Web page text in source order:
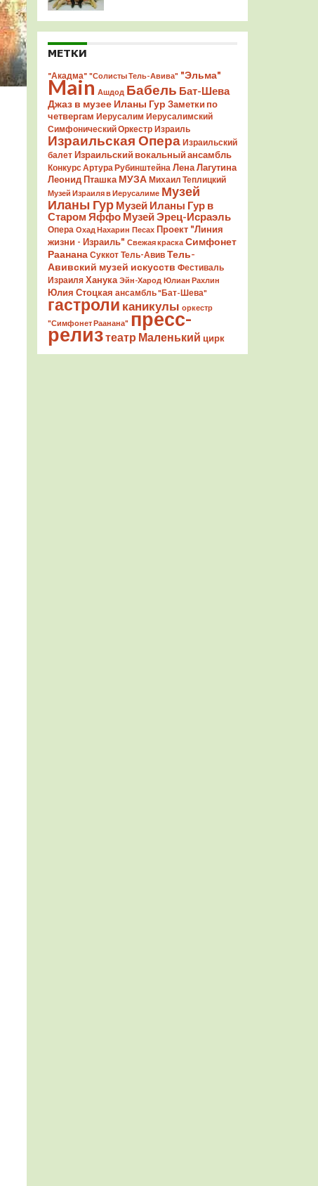
МЕТКИ
"Акадма" "Солисты Тель-Авива" "Эльма"
Main Ашдод Бабель Бат-Шева
Джаз в музее Иланы Гур Заметки по
четвергам Иерусалим Иерусалимский
Симфонический Оркестр Израиль
Израильская Опера Израильский
балет Израильский вокальный ансамбль
Конкурс Артура Рубинштейна Лена Лагутина
Леонид Пташка МУЗА Михаил Теплицкий
Музей Израиля в Иерусалиме Музей
Иланы Гур Музей Иланы Гур в
Старом Яффо Музей Эрец-Исраэль
Опера Охад Нахарин Песах Проект "Линия
жизни - Израиль" Свежая краска Симфонет
Раанана Суккот Тель-Авив Тель-
Авивский музей искусств Фестиваль
Израиля Ханука Эйн-Харод Юлиан Рахлин
Юлия Стоцкая ансамбль "Бат-Шева"
гастроли каникулы оркестр
"Симфонет Раанана" пресс-
релизтеатр Маленький цирк